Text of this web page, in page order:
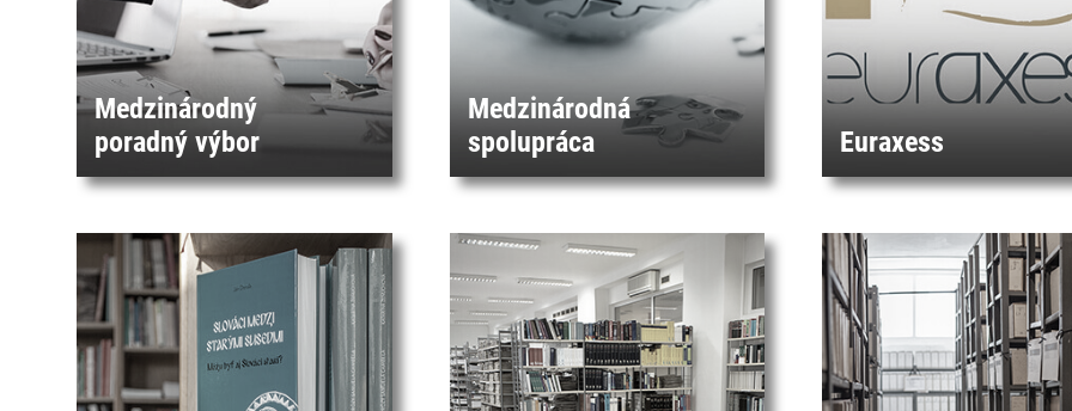
Medzinárodný
poradný výbor
Medzinárodná
spolupráca
Euraxess